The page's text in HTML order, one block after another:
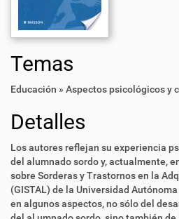
Temas
Educación » Aspectos psicológicos y
Detalles
Los autores reflejan su experiencia
del alumnado sordo y, actualmente,
sobre Sorderas y Trastornos en la
(GISTAL) de la Universidad
en algunos aspectos, no sólo del